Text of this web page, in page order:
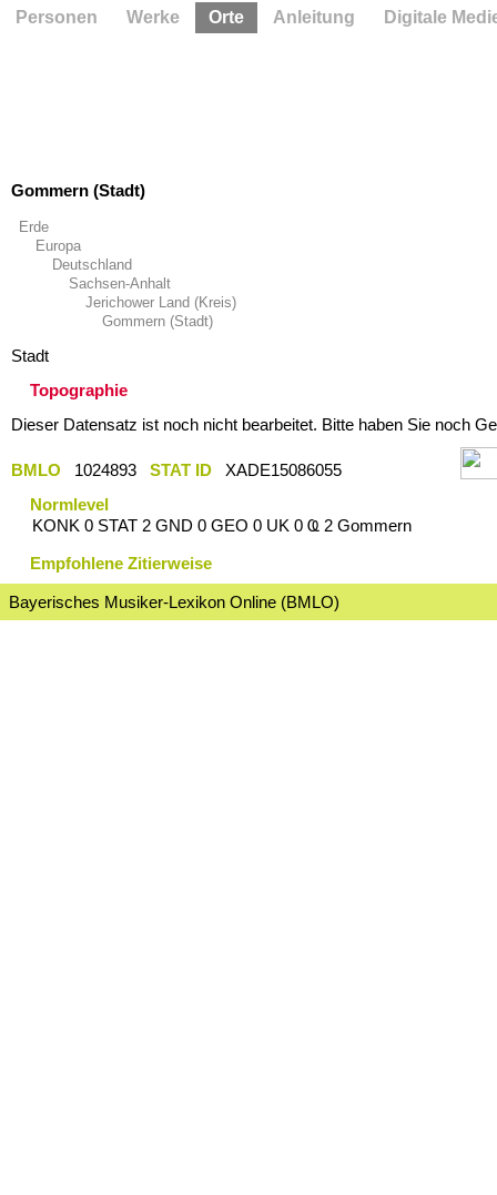
Gommern (Stadt)
Erde
Europa
Deutschland
Sachsen-Anhalt
Jerichower Land (Kreis)
Gommern (Stadt)
Stadt
Topographie
Dieser Datensatz ist noch nicht bearbeitet. Bitte haben Sie noch
BMLO 1024893 STAT ID
XADE15086055
Normlevel
KONK 0 STAT 2 GND 0 GEO 0 UK 0 Ҩ 2 Gommern
Empfohlene Zitierweise
Bayerisches Musiker-Lexikon Online (BMLO)
Personen Werke Orte Anleitung Digitale